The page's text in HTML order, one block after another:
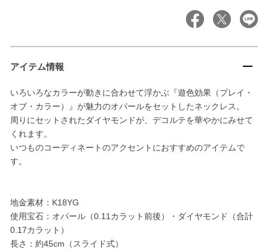
アイテム情報
いろいろなカラーが動きに合わせて浮かぶ『遊色効果（プレイ・
オブ・カラー）』が魅力のオパールをセットしたネックレス。
周りにセットされたダイヤモンドが、デコルテを華やかにみせて
くれます。
いつものコーディネートのアクセントにおすすめのアイテムで
す。
地金素材：K18YG
使用宝石：オパール（0.11カラット前後）・ダイヤモンド（合計
0.17カラット）
長さ：約45cm（スライド式）